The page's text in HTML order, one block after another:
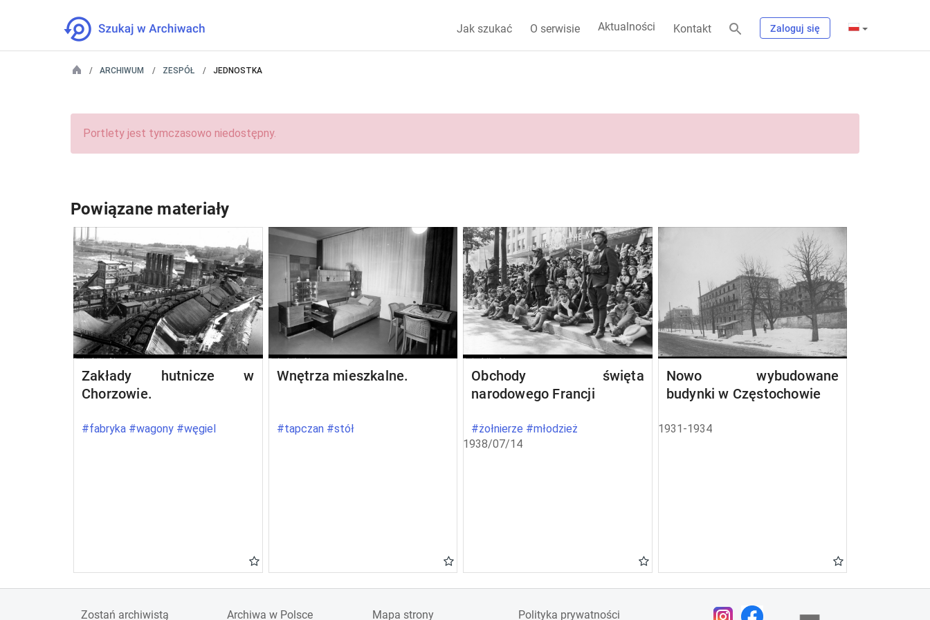
Jak szukać O serwisie Aktualności Kontakt Zaloguj się
ARCHIWUM ZESPÓŁ JEDNOSTKA
Portlety jest tymczasowo niedostępny.
Powiązane materiały
Zakłady hutnicze w
Chorzowie.
#fabryka #wagony #węgiel
Wnętrza mieszkalne.
#tapczan #stół
Obchody święta
narodowego Francji
#żołnierze #młodzież
1938/07/14
Nowo wybudowane
budynki w Częstochowie
1931-1934
Zostań archiwistą Archiwa w Polsce Mapa strony Polityka prywatności